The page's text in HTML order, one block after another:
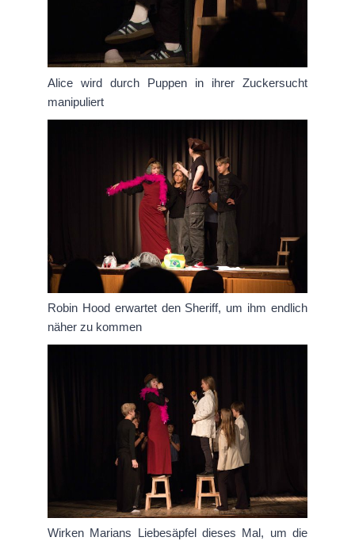
Alice wird durch Puppen in ihrer Zuckersucht
manipuliert
Robin Hood erwartet den Sheriff, um ihm endlich
näher zu kommen
Wirken Marians Liebesäpfel dieses Mal, um die